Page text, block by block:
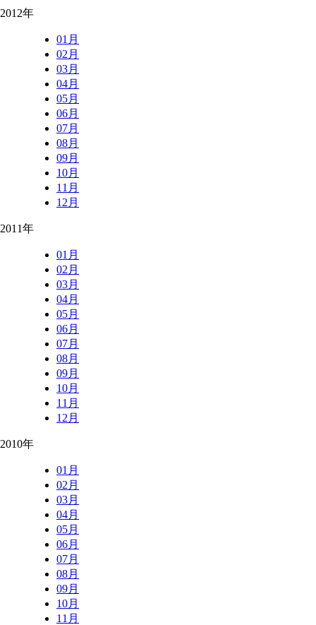
2012年
01月
02月
03月
04月
05月
06月
07月
08月
09月
10月
11月
12月
2011年
01月
02月
03月
04月
05月
06月
07月
08月
09月
10月
11月
12月
2010年
01月
02月
03月
04月
05月
06月
07月
08月
09月
10月
11月